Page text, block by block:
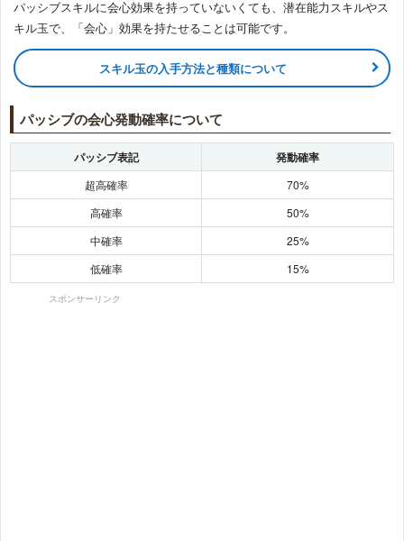
パッシブスキルに会心効果を持っていないくても、潜在能力スキルやス
キル玉で、「会心」効果を持たせることは可能です。
スキル玉の入手方法と種類について
パッシブの会心発動確率について
パッシブ表記 発動確率
超高確率
70%
高確率
50%
中確率
25%
低確率
15%
スポンサーリンク